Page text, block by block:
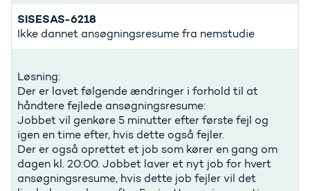
SISESAS-6218
Ikke dannet ansøgningsresume fra nemstudie
Løsning:
Der er lavet følgende ændringer i forhold til at
håndtere fejlede ansøgningsresume:
Jobbet vil genkøre 5 minutter efter første fejl og
igen en time efter, hvis dette også fejler.
Der er også oprettet et job som kører en gang om
dagen kl. 20:00. Jobbet laver et nyt job for hvert
ansøgningsresume, hvis dette job fejler vil det